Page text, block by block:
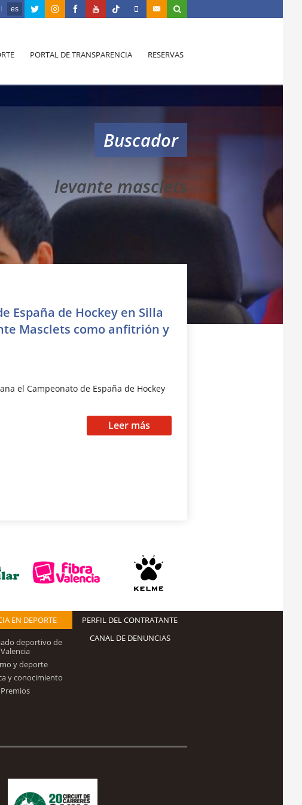
es
PORTAL DE TRANSPARENCIA RESERVAS
Buscador
levante masclets
España de Hockey en Silla
Masclets como anfitrión y
el Campeonato de España de Hockey
Leer más
EN DEPORTE
deportivo de
Valencia
y deporte
y conocimiento
Premios
PERFIL DEL CONTRATANTE
CANAL DE DENUNCIAS